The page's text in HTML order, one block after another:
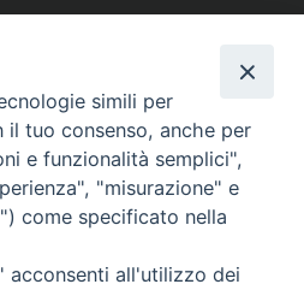
Molfetta (BA)
simili per
tuo consenso, anche per
e funzionalità semplici",
"misurazione" e
come specificato nella
acconsenti all'utilizzo dei